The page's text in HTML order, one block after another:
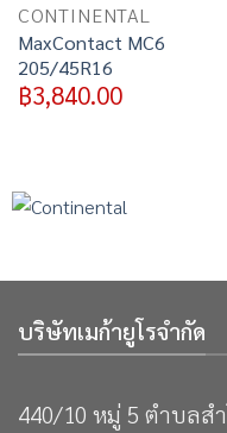
CONTINENTAL
MaxContact MC6
205/45R16
฿3,840.00
บริษัทเมก้ายูโรจำกัด
440/10 หมู่ 5 ตำบลสำ